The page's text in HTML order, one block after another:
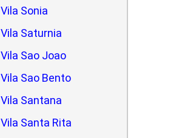
Sonia
Saturnia
Sao Joao
Sao Bento
Santana
Santa Rita